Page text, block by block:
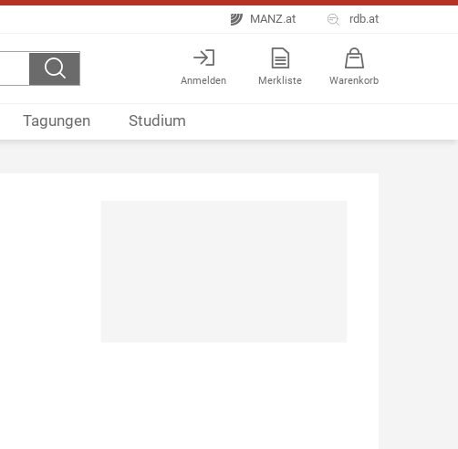
MANZ.at rdb.at
Anmelden Merkliste Warenkorb
Tagungen Studium